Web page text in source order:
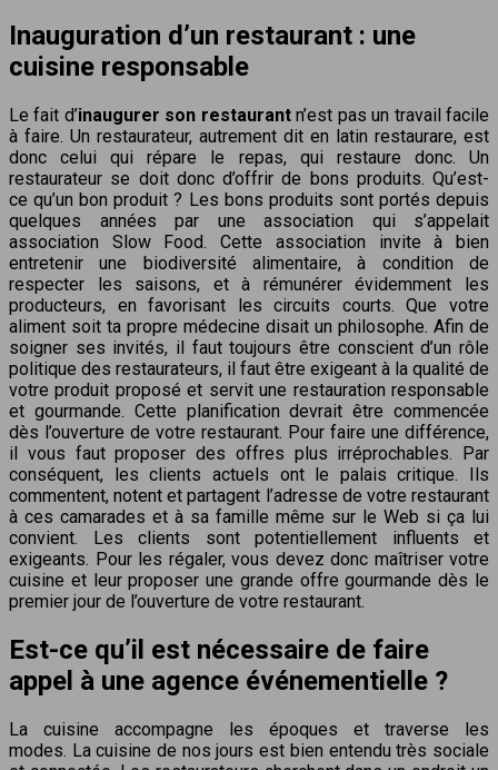
Inauguration d’un restaurant : une
cuisine responsable
Le fait d’inaugurer son restaurantn’est pas un travail facile
à faire. Un restaurateur, autrement dit en latin restaurare, est
donc celui qui répare le repas, qui restaure donc. Un
restaurateur se doit donc d’offrir de bons produits. Qu’est-
ce qu’un bon produit ? Les bons produits sont portés depuis
quelques années par une association qui s’appelait
association Slow Food. Cette association invite à bien
entretenir une biodiversité alimentaire, à condition de
respecter les saisons, et à rémunérer évidemment les
producteurs, en favorisant les circuits courts. Que votre
aliment soit ta propre médecine disait un philosophe. Afin de
soigner ses invités, il faut toujours être conscient d’un rôle
politique des restaurateurs, il faut être exigeant à la qualité de
votre produit proposé et servit une restauration responsable
et gourmande. Cette planification devrait être commencée
dès l’ouverture de votre restaurant. Pour faire une différence,
il vous faut proposer des offres plus irréprochables. Par
conséquent, les clients actuels ont le palais critique. Ils
commentent, notent et partagent l’adresse de votre restaurant
à ces camarades et à sa famille même sur le Web si ça lui
convient. Les clients sont potentiellement influents et
exigeants. Pour les régaler, vous devez donc maîtriser votre
cuisine et leur proposer une grande offre gourmande dès le
premier jour de l’ouverture de votre restaurant.
Est-ce qu’il est nécessaire de faire
appel à une agence événementielle ?
La cuisine accompagne les époques et traverse les
modes. La cuisine de nos jours est bien entendu très sociale